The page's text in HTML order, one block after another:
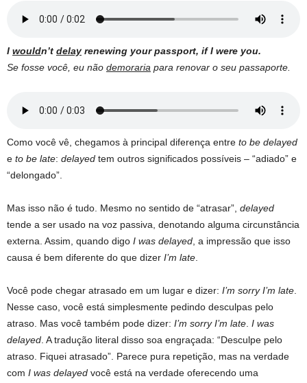
I wouldn’t delay renewing your passport, if I were you.
Se fosse você, eu não demoraria para renovar o seu passaporte.
Como você vê, chegamos à principal diferença entre to be delayed
e to be late: delayed tem outros significados possíveis – “adiado” e
“delongado”.
Mas isso não é tudo. Mesmo no sentido de “atrasar”, delayed
tende a ser usado na voz passiva, denotando alguma circunstância
externa. Assim, quando digo I was delayed , a impressão que isso
causa é bem diferente do que dizer I’m late
Você pode chegar atrasado em um lugar e dizer: I’m sorry I’m late
Nesse caso, você está simplesmente pedindo desculpas pelo
atraso. Mas você também pode dizer: I’m sorry I’m late I was
delayed . A tradução literal disso soa engraçada: “Desculpe pelo
atraso. Fiquei atrasado”. Parece pura repetição, mas na verdade
com I was delayed você está na verdade oferecendo uma